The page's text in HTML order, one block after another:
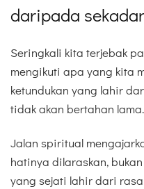
daripada
Seringkali kita terjebak
mengikuti apa yang kita
ketundukan yang lahir
tidak akan bertahan lama.
Jalan spiritual
hatinya dilaraskan,
yang sejati lahir dari